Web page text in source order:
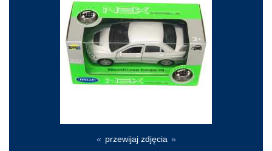
« przewijaj zdjęcia »